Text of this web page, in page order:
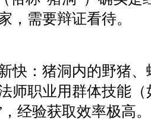
，需要辩证看待。
快：猪洞内的野猪
师职业用群体技能（
经验获取效率极高。